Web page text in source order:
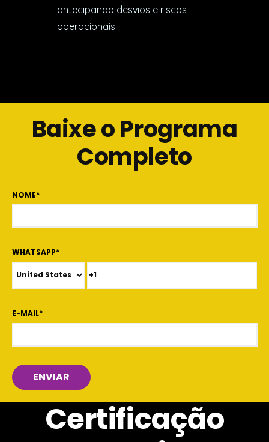
antecipando desvios e riscos
operacionais.
Baixe o Programa
Completo
NOME*
WHATSAPP*
E-MAIL*
Certificação